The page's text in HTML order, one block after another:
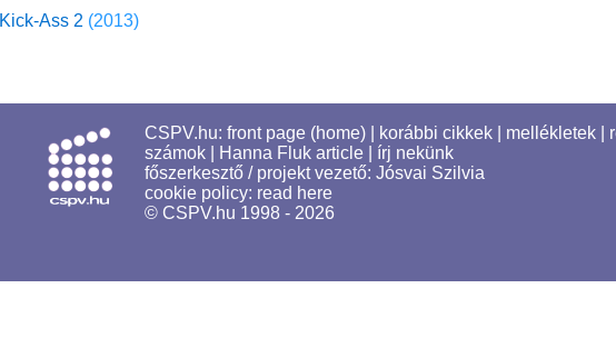
Kick‑Ass 2 (2013)
CSPV.hu: front page (home) korábbi cikkek mellékletek
számok
Hanna Fluk article
írj nekünk
főszerkesztő / projekt vezető: Jósvai Szilvia
cookie policy: read here
© CSPV.hu 1998 - 2026